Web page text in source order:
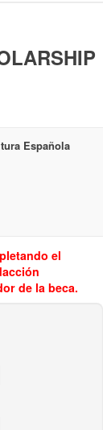
Española
el
de la beca.